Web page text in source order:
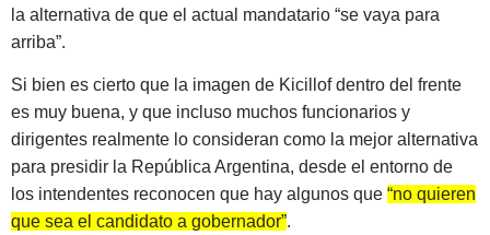
la alternativa de que el actual mandatario “se vaya para
arriba”.
Si bien es cierto que la imagen de Kicillof dentro del frente
es muy buena, y que incluso muchos funcionarios y
dirigentes realmente lo consideran como la mejor alternativa
para presidir la República Argentina, desde el entorno de
los intendentes reconocen que hay algunos que “no quieren
que sea el candidato a gobernador”.